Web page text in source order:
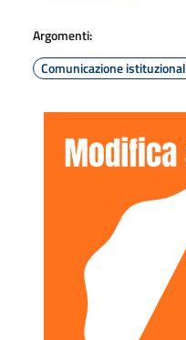
Argomenti:
Comunicazione